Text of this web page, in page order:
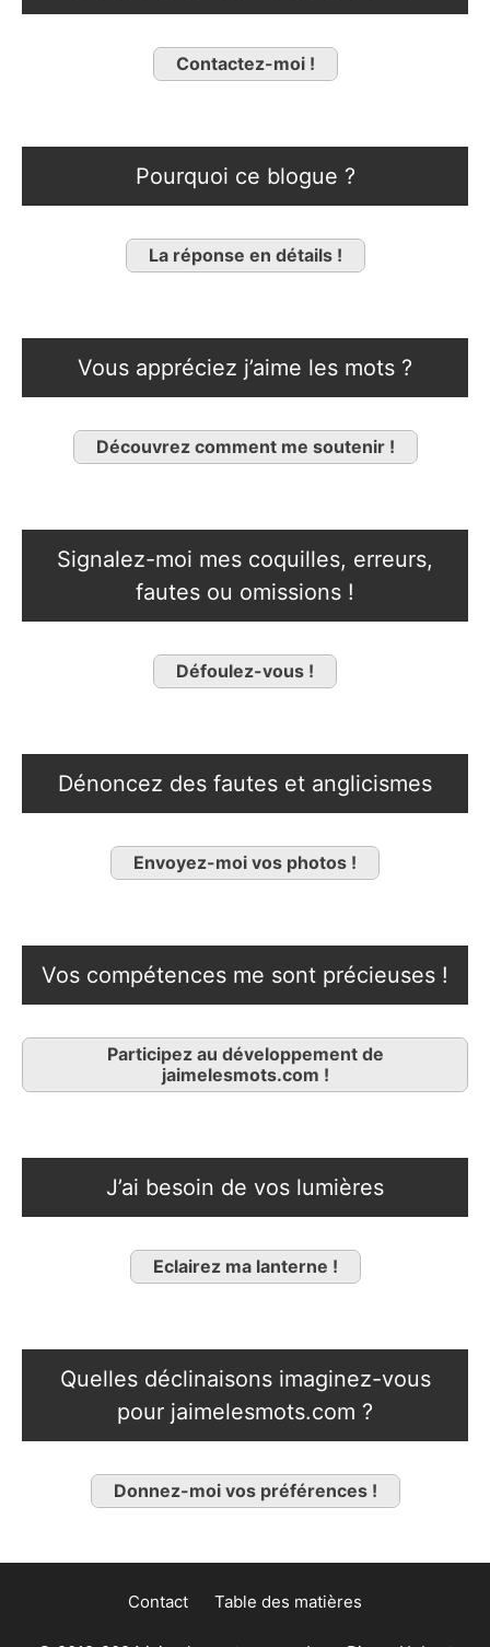
Contactez-moi !
Pourquoi ce blogue ?
La réponse en détails !
Vous appréciez j’aime les mots ?
Découvrez comment me soutenir !
Signalez-moi mes coquilles, erreurs,
fautes ou omissions !
Défoulez-vous !
Dénoncez des fautes et anglicismes
Envoyez-moi vos photos !
Vos compétences me sont précieuses !
Participez au développement de
jaimelesmots.com !
J’ai besoin de vos lumières
Eclairez ma lanterne !
Quelles déclinaisons imaginez-vous
pour jaimelesmots.com ?
Donnez-moi vos préférences !
Contact Table des matières